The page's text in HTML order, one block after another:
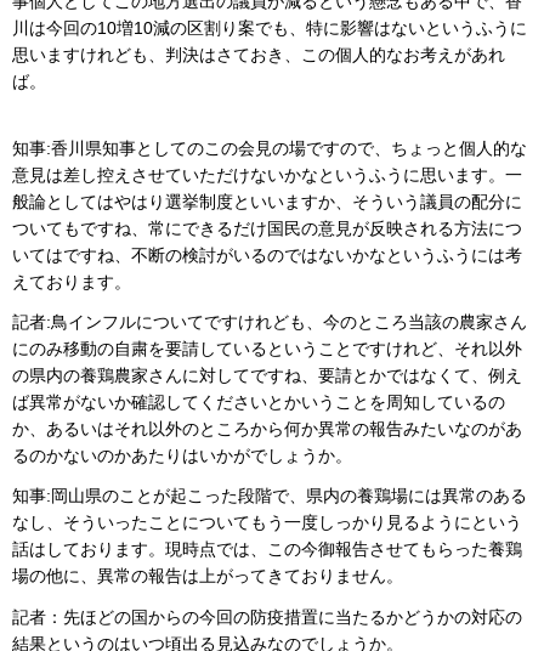
川は今回の10増10減の区割り案でも、特に影響はないというふうに
思いますけれども、判決はさておき、この個人的なお考えがあれ
ば。
知事:香川県知事としてのこの会見の場ですので、ちょっと個人的な
意見は差し控えさせていただけないかなというふうに思います。一
般論としてはやはり選挙制度といいますか、そういう議員の配分に
ついてもですね、常にできるだけ国民の意見が反映される方法につ
いてはですね、不断の検討がいるのではないかなというふうには考
えております。
記者:鳥インフルについてですけれども、今のところ当該の農家さん
にのみ移動の自粛を要請しているということですけれど、それ以外
の県内の養鶏農家さんに対してですね、要請とかではなくて、例え
ば異常がないか確認してくださいとかいうことを周知しているの
か、あるいはそれ以外のところから何か異常の報告みたいなのがあ
るのかないのかあたりはいかがでしょうか。
知事:岡山県のことが起こった段階で、県内の養鶏場には異常のある
なし、そういったことについてもう一度しっかり見るようにという
話はしております。現時点では、この今御報告させてもらった養鶏
場の他に、異常の報告は上がってきておりません。
記者：先ほどの国からの今回の防疫措置に当たるかどうかの対応の
結果というのはいつ頃出る見込みなのでしょうか。